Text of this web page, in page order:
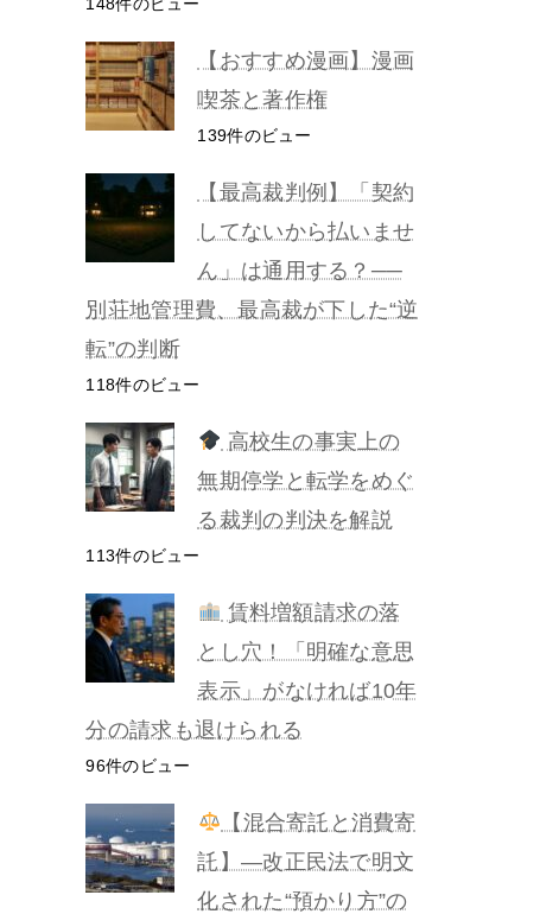
【おすすめ漫画】漫画
喫茶と著作権
139件のビュー
【最高裁判例】「契約
してないから払いませ
ん」は通用する？──
別荘地管理費、最高裁が下した“逆
転”の判断
118件のビュー
高校生の事実上の
無期停学と転学をめぐ
る裁判の判決を解説
113件のビュー
賃料増額請求の落
とし穴！「明確な意思
表示」がなければ10年
分の請求も退けられる
96件のビュー
【混合寄託と消費寄
託】―改正民法で明文
化された“預かり方”の